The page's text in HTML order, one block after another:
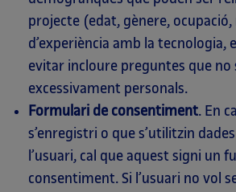
projecte (edat, gènere, ocupació,
d’experiència amb la tecnologia,
evitar incloure preguntes que no
excessivament personals.
Formulari de consentiment. En
s’enregistri o que s’utilitzin
l’usuari, cal que aquest signi un
consentiment. Si l’usuari no vol